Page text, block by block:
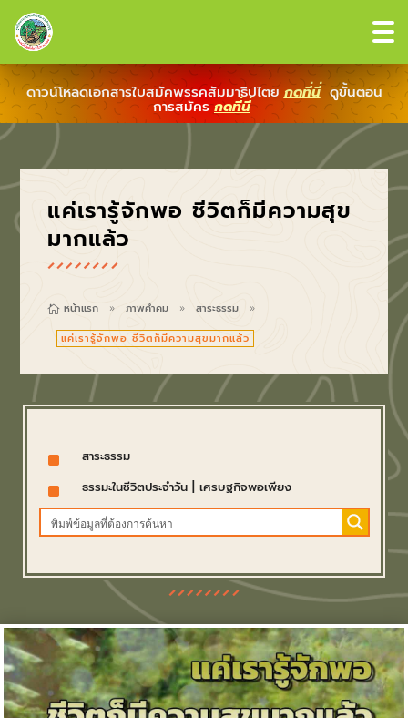
ดาวน์โหลดเอกสารใบสมัคพรรคสัมมาธิปไตย กดที่นี่ ดูขั้นตอน
การสมัครกดที่นี่
แค่เรารู้จักพอ ชีวิตก็มีความสุข
มากแล้ว
 หน้าแรก 9 ภาพคำคม 9 สาระธรรม 9
แค่เรารู้จักพอ ชีวิตก็มีความสุขมากแล้ว
^ สาระธรรม
^ ธรรมะในชีวิตประจำวัน| เศรษฐกิจพอเพียง